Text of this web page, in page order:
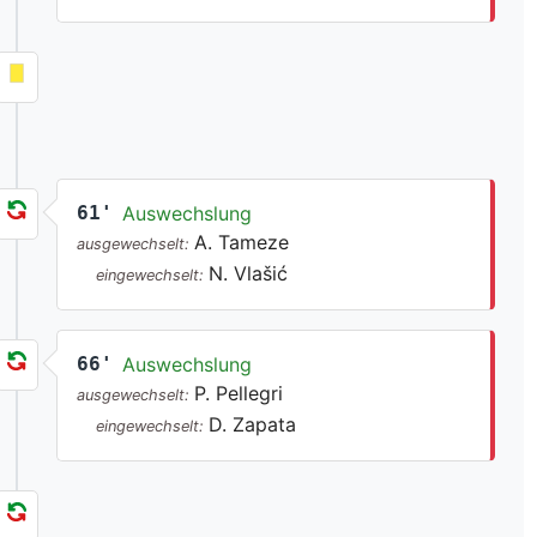
61' Auswechslung
ausgewechselt: A. Tameze
eingewechselt: N. Vlašić
66' Auswechslung
ausgewechselt: P. Pellegri
eingewechselt: D. Zapata